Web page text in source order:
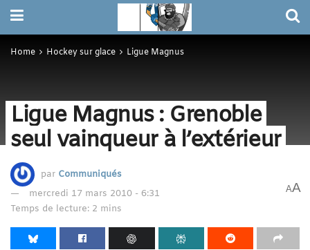
Home Hockey sur glace Ligue Magnus
Ligue Magnus : Grenoble
seul vainqueur à l’extérieur
par Communiqués
mercredi 17 mars 2010 - 6:31
Temps de lecture: 2 mins
AA